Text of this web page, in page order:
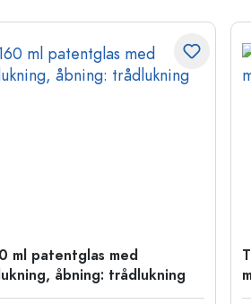
ml patentglas med
åbning: trådlukning